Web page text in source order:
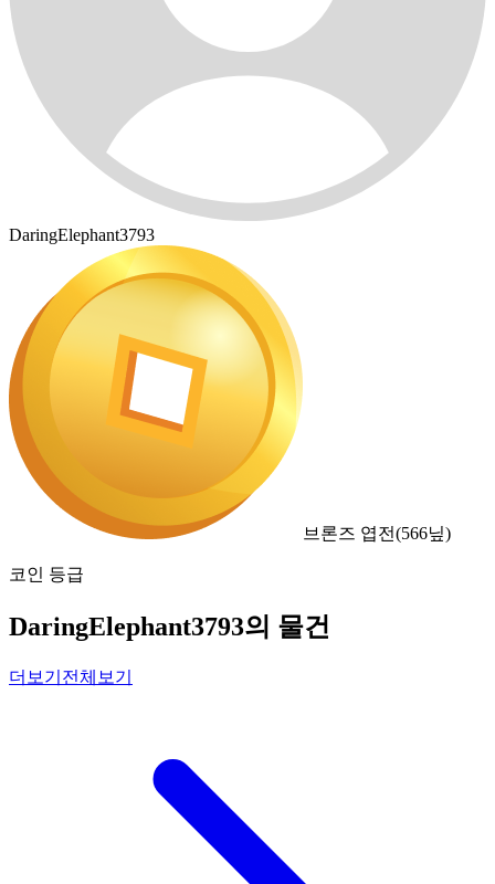
DaringElephant3793
브론즈 엽전(566닢)
코인 등급
DaringElephant3793의 물건
더보기 전체보기